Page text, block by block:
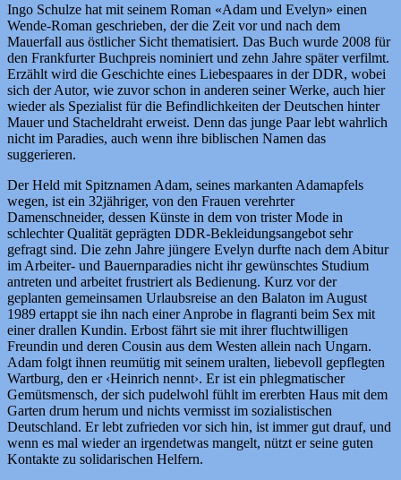
Ingo Schulze hat mit seinem Roman «Adam und Evelyn» einen
Wende-Roman geschrieben, der die Zeit vor und nach dem
Mauerfall aus östlicher Sicht thematisiert. Das Buch wurde 2008 für
den Frankfurter Buchpreis nominiert und zehn Jahre später verfilmt.
Erzählt wird die Geschichte eines Liebespaares in der DDR, wobei
sich der Autor, wie zuvor schon in anderen seiner Werke, auch hier
wieder als Spezialist für die Befindlichkeiten der Deutschen hinter
Mauer und Stacheldraht erweist. Denn das junge Paar lebt wahrlich
nicht im Paradies, auch wenn ihre biblischen Namen das
suggerieren.
Der Held mit Spitznamen Adam, seines markanten Adamapfels
wegen, ist ein 32jähriger, von den Frauen verehrter
Damenschneider, dessen Künste in dem von trister Mode in
schlechter Qualität geprägten DDR-Bekleidungsangebot sehr
gefragt sind. Die zehn Jahre jüngere Evelyn durfte nach dem Abitur
im Arbeiter- und Bauernparadies nicht ihr gewünschtes Studium
antreten und arbeitet frustriert als Bedienung. Kurz vor der
geplanten gemeinsamen Urlaubsreise an den Balaton im August
1989 ertappt sie ihn nach einer Anprobe in flagranti beim Sex mit
einer drallen Kundin. Erbost fährt sie mit ihrer fluchtwilligen
Freundin und deren Cousin aus dem Westen allein nach Ungarn.
Adam folgt ihnen reumütig mit seinem uralten, liebevoll gepflegten
Wartburg, den er ‹Heinrich nennt›. Er ist ein phlegmatischer
Gemütsmensch, der sich pudelwohl fühlt im ererbten Haus mit dem
Garten drum herum und nichts vermisst im sozialistischen
Deutschland. Er lebt zufrieden vor sich hin, ist immer gut drauf, und
wenn es mal wieder an irgendetwas mangelt, nützt er seine guten
Kontakte zu solidarischen Helfern.